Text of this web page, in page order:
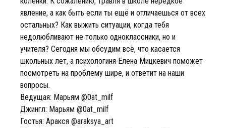
явление, а как быть если ты ещё и отличаешься от всех
остальных? Как выжить ситуации, когда тебя
недолюбливают не только одноклассники, но и
учителя? Сегодня мы обсудим всё, что касается
школьных лет, а психологиня Елена Мицкевич поможет
посмотреть на проблему шире, и ответит на наши
вопросы.
Ведущая: Марьям @0at_milf
Джингл: Марьям @0at_milf
Гостья: Аракся @araksya_art